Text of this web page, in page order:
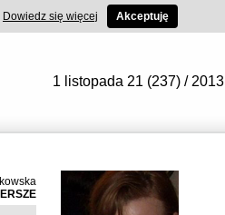
1 listopada 21 (237) / 2013
Dowiedz się więcej Akceptuję